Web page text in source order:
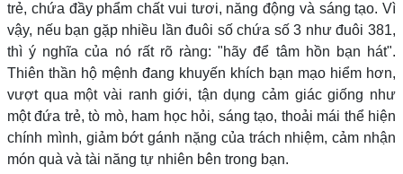
trẻ, chứa đầy phẩm chất vui tươi, năng động và sáng tạo. Vì
vậy, nếu bạn gặp nhiều lần đuôi số chứa số 3 như đuôi 381,
thì ý nghĩa của nó rất rõ ràng: "hãy để tâm hồn bạn hát".
Thiên thần hộ mệnh đang khuyến khích bạn mạo hiểm hơn,
vượt qua một vài ranh giới, tận dụng cảm giác giống như
một đứa trẻ, tò mò, ham học hỏi, sáng tạo, thoải mái thể hiện
chính mình, giảm bớt gánh nặng của trách nhiệm, cảm nhận
món quà và tài năng tự nhiên bên trong bạn.